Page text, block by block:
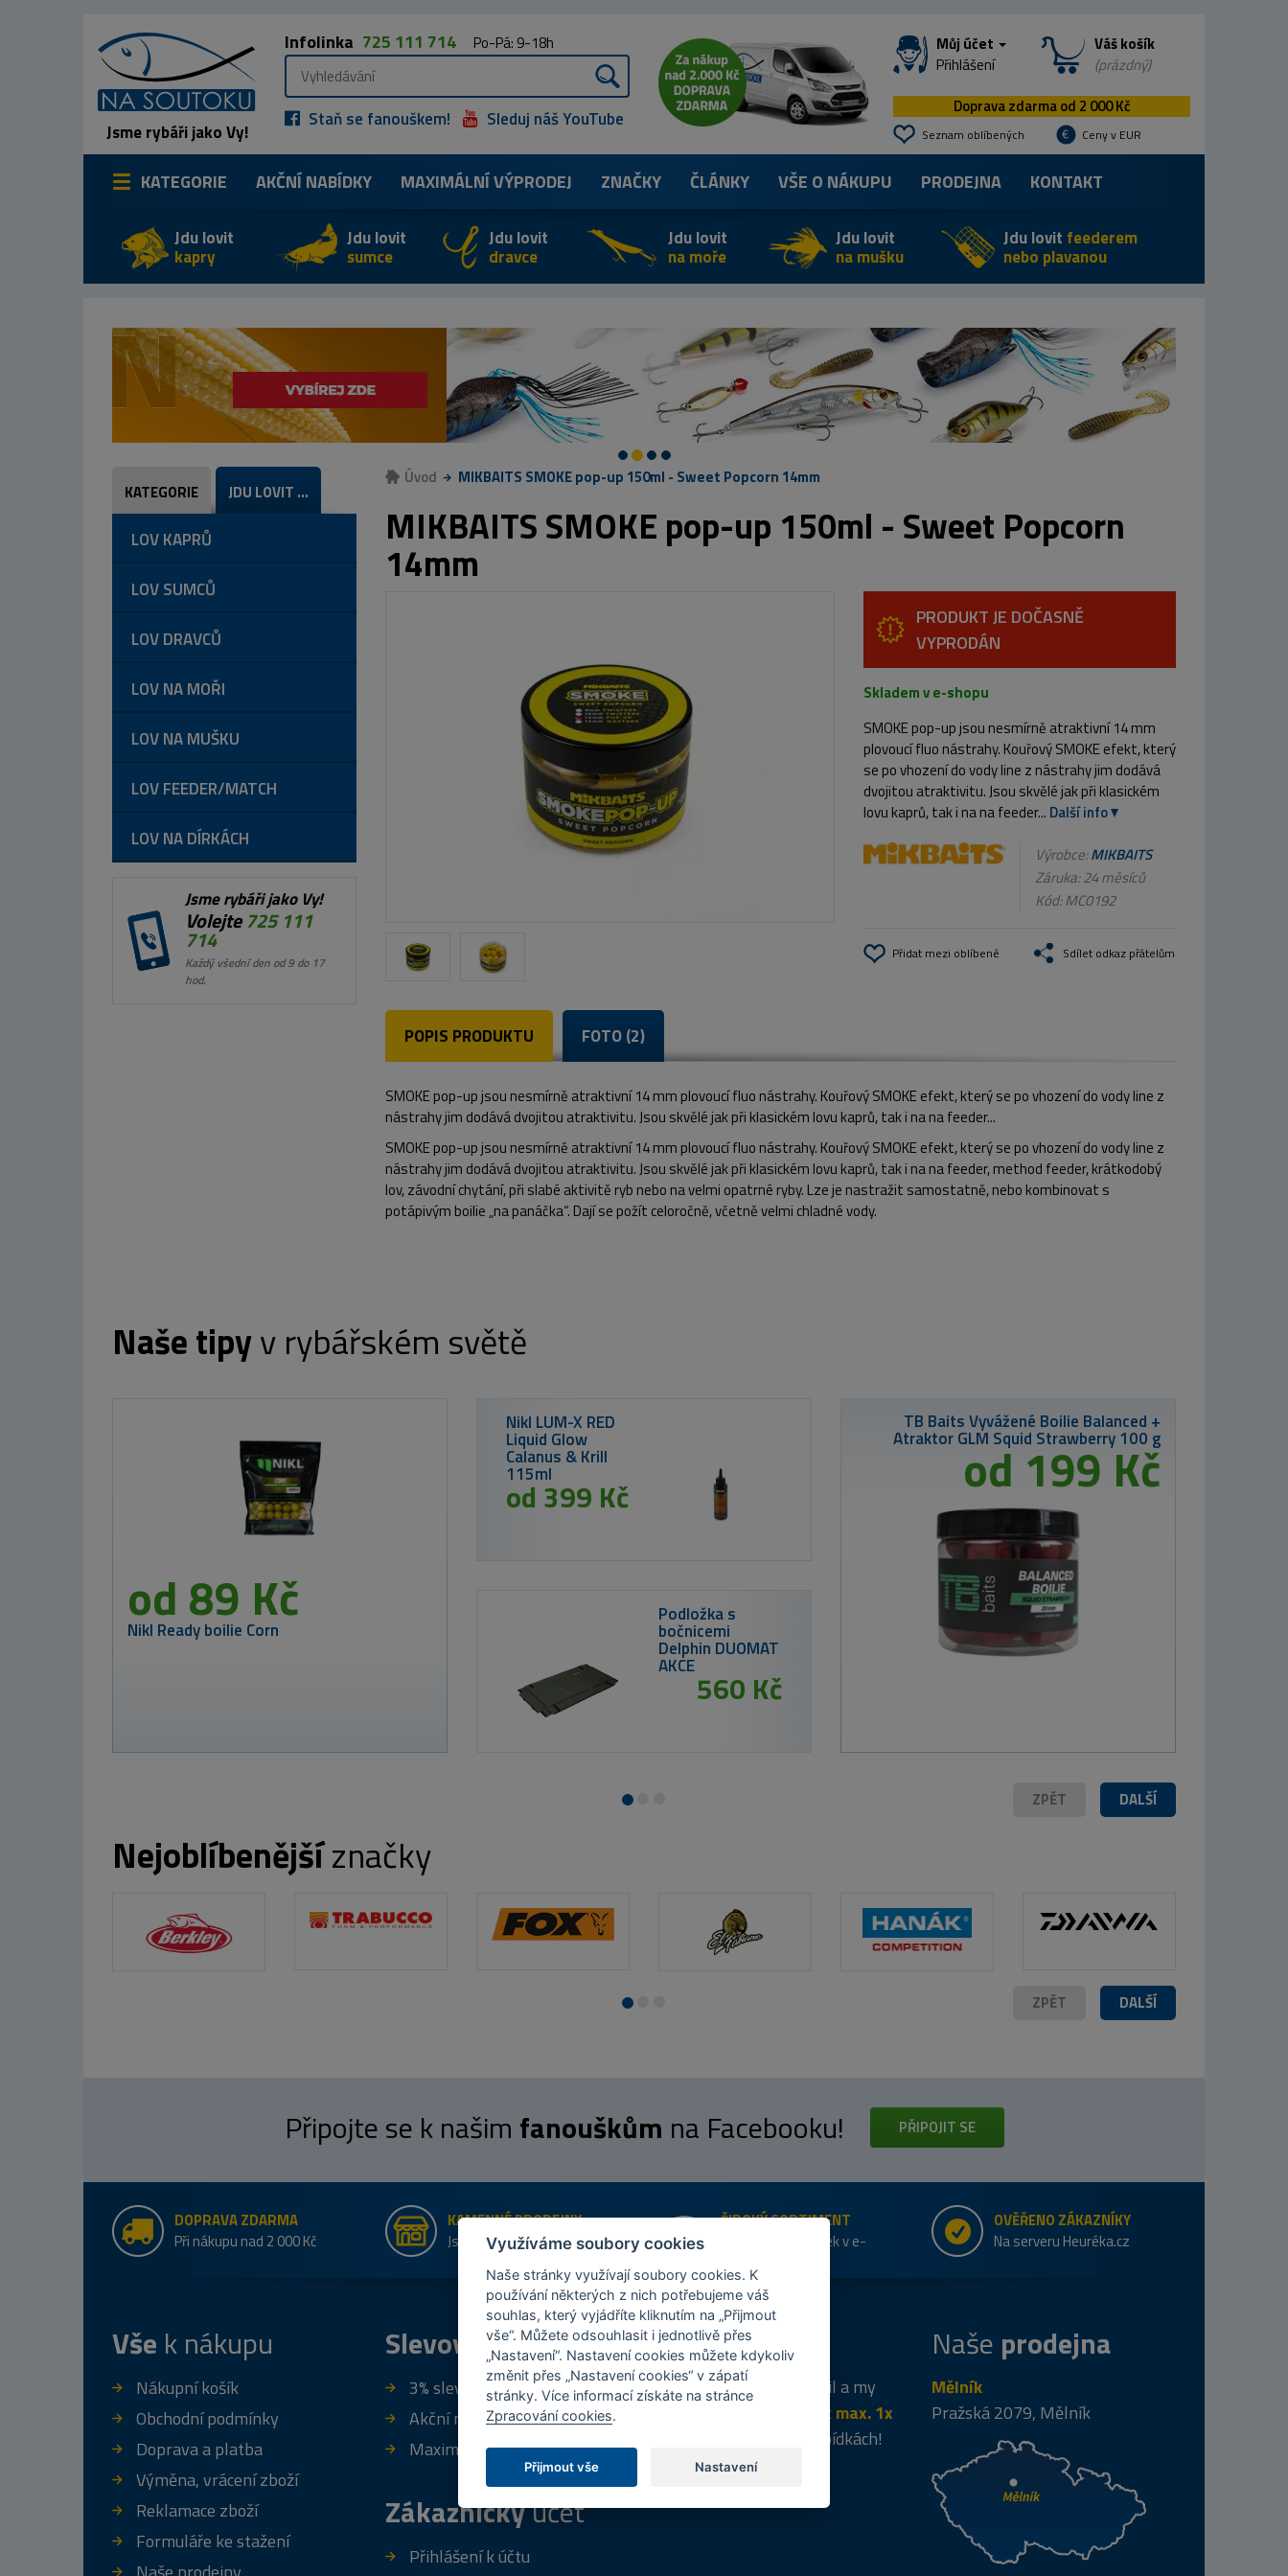
Jsme rybáři jako Vy!
Infolinka 725 111 714 Po-Pá: 9-18h
Staň se fanouškem! Sleduj náš YouTube
Můj účet
Přihlášení
Váš košík
(prázdný)
Doprava zdarma od 2 000 Kč
Seznam oblíbených Ceny v EUR
KATEGORIE AKČNÍ NABÍDKY MAXIMÁLNÍVÝPRODEJ ZNAČKY ČLÁNKY VŠE O NÁKUPU PRODEJNA KONTAKT
Jdu lovit
kapry
Jdu lovit
sumce
Jdu lovit
dravce
Jdu lovit
na moře
Jdu lovit
na mušku
Jdu lovit feederem
nebo plavanou
KATEGORIE JDU LOVIT ...
LOV KAPRŮ
LOV SUMCŮ
LOV DRAVCŮ
LOV NA MOŘI
LOV NA MUŠKU
LOV FEEDER/MATCH
LOV NA DÍRKÁCH
Jsme rybáři jako Vy!
Volejte725 111
714
Každý všední den od 9 do 17
hod.
Úvod MIKBAITS SMOKE pop-up 150ml - Sweet Popcorn 14mm
MIKBAITS SMOKE pop-up 150ml - Sweet Popcorn
14mm
PRODUKT JE DOČASNĚ
VYPRODÁN
Skladem v e-shopu
SMOKE pop-up jsou nesmírně atraktivní 14 mm
plovoucí fluo nástrahy. Kouřový SMOKE efekt, který
se po vhození do vody line z nástrahy jim dodává
dvojitou atraktivitu. Jsou skvělé jak při klasickém
lovu kaprů, tak i na na feeder... Další info
Výrobce:MIKBAITS
Záruka: 24 měsíců
Kód:MC0192
Přidat mezi oblíbené Sdílet odkaz přátelům
POPIS PRODUKTU FOTO (2)
SMOKE pop-up jsou nesmírně atraktivní 14 mm plovoucí fluo nástrahy. Kouřový SMOKE efekt, který se po vhození do vody line z
nástrahy jim dodává dvojitou atraktivitu. Jsou skvělé jak při klasickém lovu kaprů, tak i na na feeder...
SMOKE pop-up jsou nesmírně atraktivní 14 mm plovoucí fluo nástrahy. Kouřový SMOKE efekt, který se po vhození do vody line z
nástrahy jim dodává dvojitou atraktivitu. Jsou skvělé jak při klasickém lovu kaprů, tak i na na feeder, method feeder, krátkodobý
lov, závodní chytání, při slabé aktivitě ryb nebo na velmi opatrné ryby. Lze je nastražit samostatně, nebo kombinovat s
potápivým boilie „na panáčka“. Dají se požít celoročně, včetně velmi chladné vody.
Naše tipyv rybářském světě
od 89 Kč
Nikl Ready boilie Corn
Nikl LUM-X RED
Liquid Glow
Calanus & Krill
115ml
od 399 Kč
Podložka s
bočnicemi
Delphin DUOMAT
AKCE
560 Kč
TB Baits Vyvážené Boilie Balanced +
Atraktor GLM Squid Strawberry 100 g
od 199 Kč
DALŠÍ
ZPĚT
Nejoblíbenějšíznačky
DALŠÍ
ZPĚT
Připojte se k našim fanouškům na Facebooku! PŘIPOJIT SE
DOPRAVA ZDARMA
Při nákupu nad 2 000 Kč
KAMENNÉ PRODEJNY
Jsme na trhu více než 10 let
ŠIROKÝ SORTIMENT
Přes 20 tis. položek v e-
OVĚŘENO ZÁKAZNÍKY
Na serveru Heuréka.cz
Vše k nákupu
Nákupní košík
Obchodní podmínky
Doprava a platba
Výměna, vrácení zboží
Reklamace zboží
Formuláře ke stažení
Slevový program
3% sleva za registraci
Akční nabídky
Maximální výprodej
Zákaznickýúčet
Přihlášení k účtu
Tipyk nákupu
Napište nám svůj e-mail a my
vás budeme informovat max. 1x
o zajímavých nabídkách!
Naše prodejna
Mělník
Pražská 2079, Mělník
Využíváme soubory cookies
Naše stránky využívají soubory cookies. K
používání některých z nich potřebujeme váš
souhlas, který vyjádříte kliknutím na „Přijmout
vše“. Můžete odsouhlasit i jednotlivě přes
„Nastavení“. Nastavení cookies můžete kdykoliv
změnit přes „Nastavení cookies“ v zápatí
stránky. Více informací získáte na stránce
Zpracování cookies.
Přijmout vše Nastavení